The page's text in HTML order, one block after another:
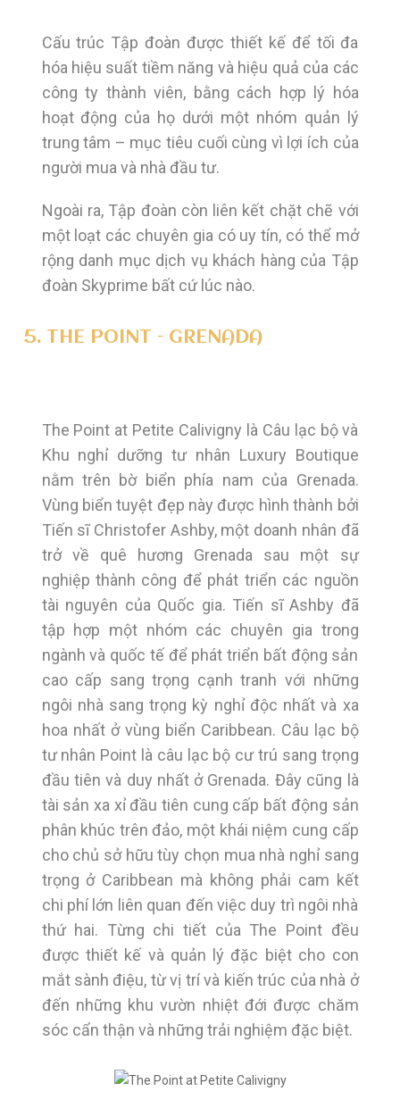
Cấu trúc Tập đoàn được thiết kế để tối đa
hóa hiệu suất tiềm năng và hiệu quả của các
công ty thành viên, bằng cách hợp lý hóa
hoạt động của họ dưới một nhóm quản lý
trung tâm – mục tiêu cuối cùng vì lợi ích của
người mua và nhà đầu tư.
Ngoài ra, Tập đoàn còn liên kết chặt chẽ với
một loạt các chuyên gia có uy tín, có thể mở
rộng danh mục dịch vụ khách hàng của Tập
đoàn Skyprime bất cứ lúc nào.
5. THE POINT – GRENADA
The Point at Petite Calivigny là Câu lạc bộ và
Khu nghỉ dưỡng tư nhân Luxury Boutique
nằm trên bờ biển phía nam của Grenada.
Vùng biển tuyệt đẹp này được hình thành bởi
Tiến sĩ Christofer Ashby, một doanh nhân đã
trở về quê hương Grenada sau một sự
nghiệp thành công để phát triển các nguồn
tài nguyên của Quốc gia. Tiến sĩ Ashby đã
tập hợp một nhóm các chuyên gia trong
ngành và quốc tế để phát triển bất động sản
cao cấp sang trọng cạnh tranh với những
ngôi nhà sang trọng kỳ nghỉ độc nhất và xa
hoa nhất ở vùng biển Caribbean. Câu lạc bộ
tư nhân Point là câu lạc bộ cư trú sang trọng
đầu tiên và duy nhất ở Grenada. Đây cũng là
tài sản xa xỉ đầu tiên cung cấp bất động sản
phân khúc trên đảo, một khái niệm cung cấp
cho chủ sở hữu tùy chọn mua nhà nghỉ sang
trọng ở Caribbean mà không phải cam kết
chi phí lớn liên quan đến việc duy trì ngôi nhà
thứ hai. Từng chi tiết của The Point đều
được thiết kế và quản lý đặc biệt cho con
mắt sành điệu, từ vị trí và kiến ​​trúc của nhà ở
đến những khu vườn nhiệt đới được chăm
sóc cẩn thận và những trải nghiệm đặc biệt.